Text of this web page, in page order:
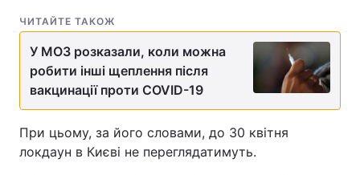
Тема оформлення
ЧИТАЙТЕ ТАКОЖ
У МОЗ розказали, коли можна
робити інші щеплення після
вакцинації проти COVID-19
При цьому, за його словами, до 30 квітня
локдаун в Києві не переглядатимуть.